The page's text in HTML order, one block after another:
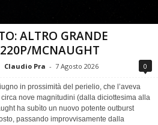
ALTRO GRANDE
MCNAUGHT
Claudio Pra - 7 Agosto 2026 0
in prossimità del perielio, che l’aveva
nove magnitudini (dalla diciottesima alla
ha subìto un nuovo potente outburst
passando improvvisamente dalla